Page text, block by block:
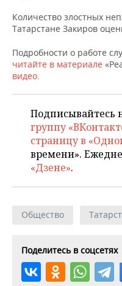
Количество злостных
Татарстане Закиров
Подробности о работе
читайте в материале
видео.
Подписывайтесь
группу
страницу в
времени».
«Дзене».
Общество
Поделитесь в соцсетях